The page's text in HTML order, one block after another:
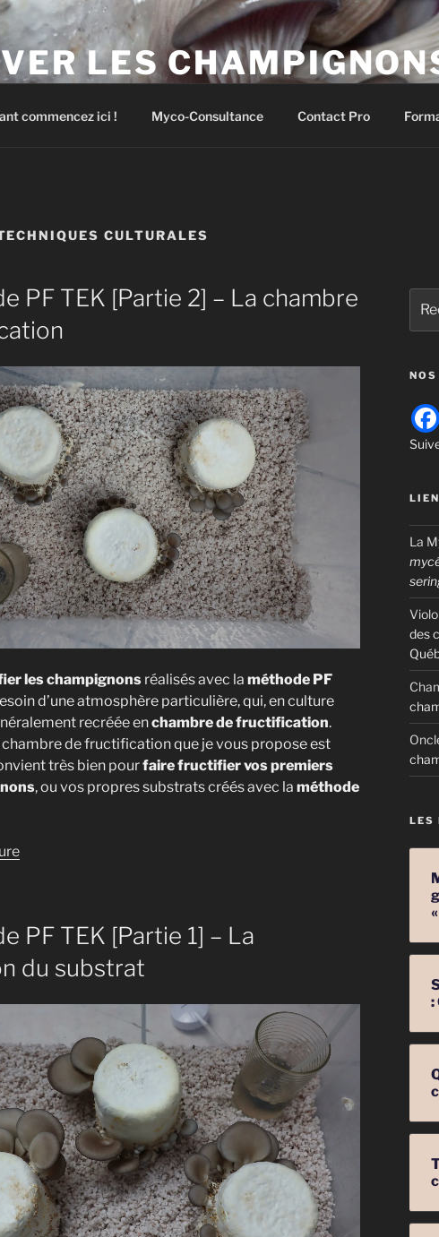
LES
commencez ici ! Myco-Consultance Contact Pro
CULTURALES
PF TEK [Partie 2] – La chambre
les champignons réalisés avec la méthode PF
d’une atmosphère particulière, qui, en culture
recréée enchambre de fructification.
de fructification que je vous propose est
très bien pourfaire fructifier vos premiers
, ou vos propres substrats créés avec la méthode
de
TEK
[Partie
2]
–
chambre
de
fructification »
PF TEK [Partie 1] – La
du substrat
pour
:
La
des
LES
: